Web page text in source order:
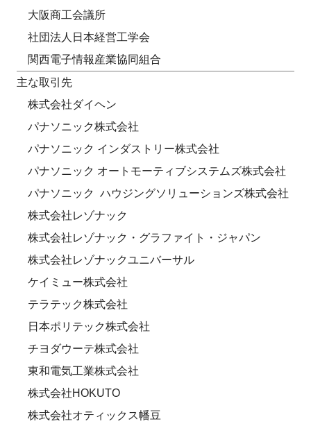
大阪商工会議所
社団法人日本経営工学会
関西電子情報産業協同組合
主な取引先
株式会社ダイヘン
パナソニック株式会社
パナソニック インダストリー株式会社
パナソニック オートモーティブシステムズ株式会社
パナソニック ハウジングソリューションズ株式会社
株式会社レゾナック
株式会社レゾナック・グラファイト・ジャパン
株式会社レゾナックユニバーサル
ケイミュー株式会社
テラテック株式会社
日本ポリテック株式会社
チヨダウーテ株式会社
東和電気工業株式会社
株式会社HOKUTO
株式会社オティックス幡豆